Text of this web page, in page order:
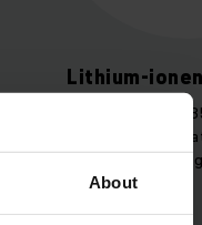
About
Lithium-
Jungheinrich
lithium-ion
betrouwbare